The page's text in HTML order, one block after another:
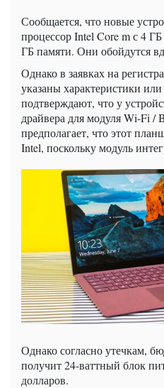
Сообщается, что новые
процессор Intel Core m с 4
ГБ памяти. Они обойдутся
Однако в заявках на
указаны характеристики
подтверждают, что у
драйвера для модуля Wi-Fi /
предполагает, что этот
Intel, поскольку модуль
Однако согласно утечкам,
получит 24-ваттный блок
долларов.